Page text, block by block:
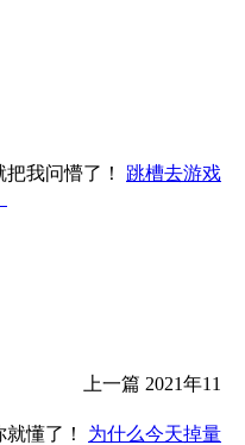
跳槽去游戏
上一篇 2021年11
为什么今天掉量